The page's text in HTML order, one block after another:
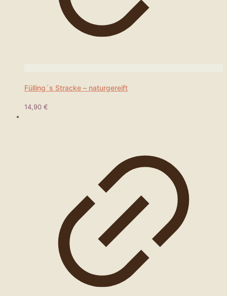
Fülling´s Stracke – naturgereift
14,90 €